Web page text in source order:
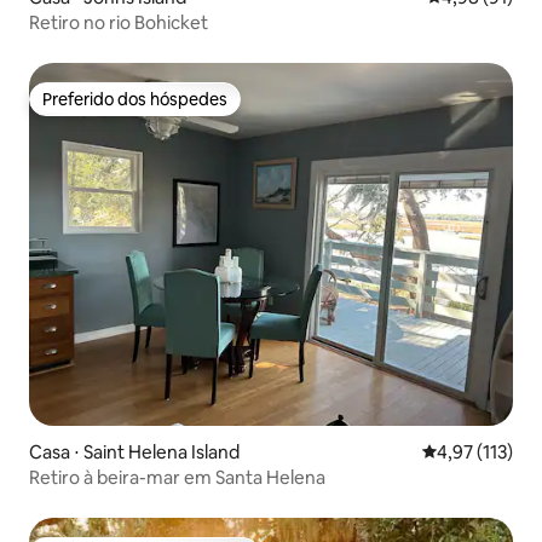
Retiro no rio Bohicket
Preferido dos hóspedes
Preferido dos hóspedes
Casa ⋅ Saint Helena Island 4,97 de uma
4,97 (113)
Retiro à beira-mar em Santa Helena